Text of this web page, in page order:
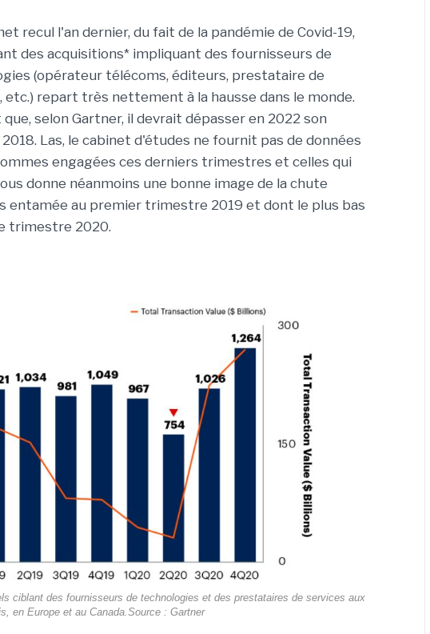
recul l'an dernier, du fait de la pandémie de Covid-19,
des acquisitions* impliquant des fournisseurs de
(opérateur télécoms, éditeurs, prestataire de
etc.) repart très nettement à la hausse dans le monde.
selon Gartner, il devrait dépasser en 2022 son
Las, le cabinet d'études ne fournit pas de données
engagées ces derniers trimestres et celles qui
donne néanmoins une bonne image de la chute
au premier trimestre 2019 et dont le plus bas
trimestre 2020.
ciblant des fournisseurs de technologies et des prestataires de services aux
en Europe et au Canada.Source : Gartner